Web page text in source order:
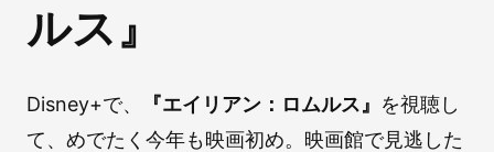
ルス』
Disney+で、 『エイリアン：ロムルス』 を視聴し
て、めでたく今年も映画初め。映画館で見逃した